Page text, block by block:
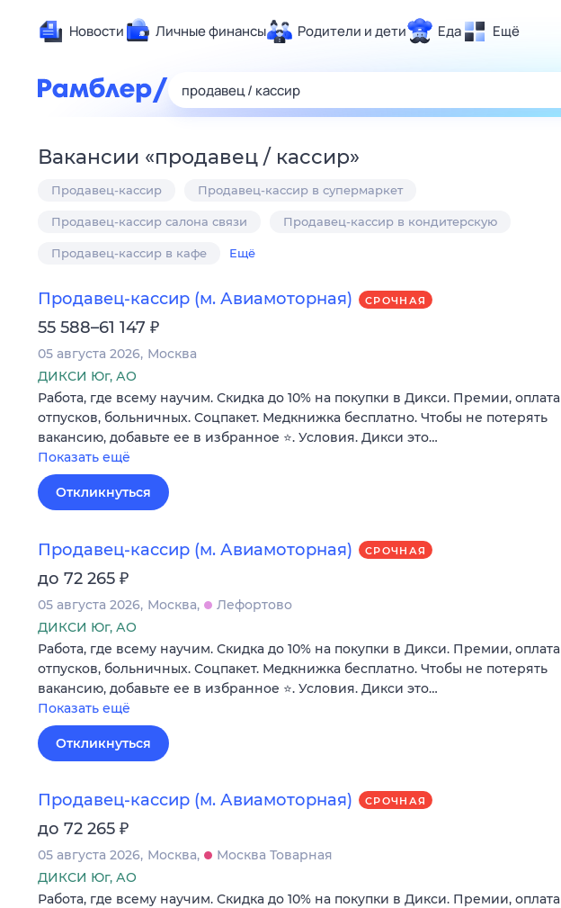
Новости Личные финансы Родители и дети Еда Ещё
Развлечения и отдых
Спорт
Карьера
Авто
Сберегаем вместе
Вакансии «продавец / кассир»
Продавец-кассир Продавец-кассир в супермаркет
Продавец-кассир салона связи Продавец-кассир в кондитерскую
Продавец-кассир в кафе Ещё
Продавец-кассир (м. Авиамоторная) СРОЧНАЯ
55 588–61 147 ₽
05 августа 2026 Москва
ДИКСИ Юг, АО
Работа, где всему научим. Скидка до 10% на покупки в Дикси. Премии, оплата
отпусков, больничных. Соцпакет. Медкнижка бесплатно. Чтобы не потерять
вакансию, добавьте ее в избранное ⭐. Условия. Дикси это…
Показать ещё
Откликнуться
Продавец-кассир (м. Авиамоторная) СРОЧНАЯ
до 72 265 ₽
05 августа 2026 Москва
Лефортово
ДИКСИ Юг, АО
Работа, где всему научим. Скидка до 10% на покупки в Дикси. Премии, оплата
отпусков, больничных. Соцпакет. Медкнижка бесплатно. Чтобы не потерять
вакансию, добавьте ее в избранное ⭐. Условия. Дикси это…
Показать ещё
Откликнуться
Продавец-кассир (м. Авиамоторная) СРОЧНАЯ
до 72 265 ₽
05 августа 2026 Москва
Москва Товарная
ДИКСИ Юг, АО
Работа, где всему научим. Скидка до 10% на покупки в Дикси. Премии, оплата